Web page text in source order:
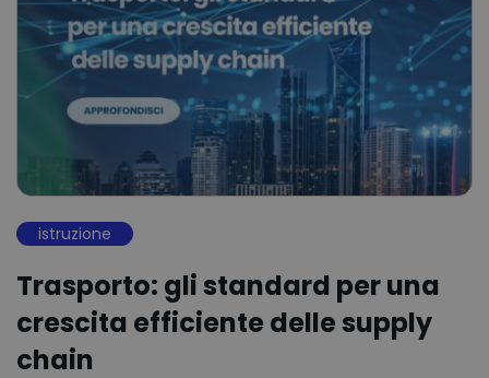
istruzione
Trasporto: gli standard per una
crescita efficiente delle supply
chain